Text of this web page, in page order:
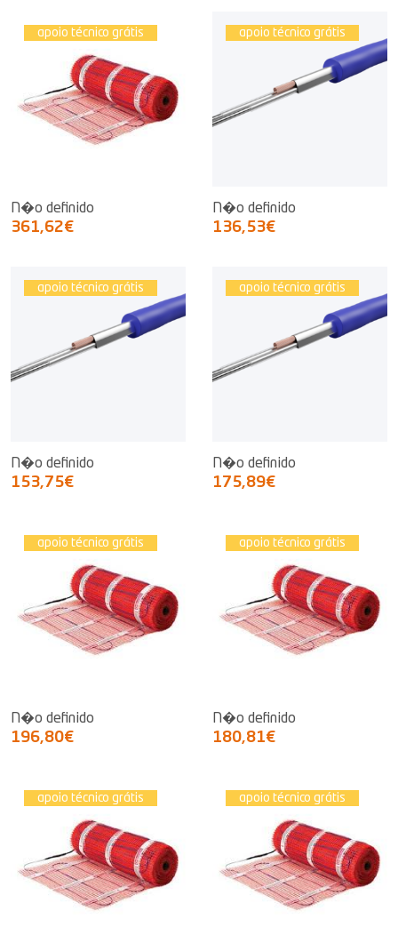
apoio técnico grátis
N�o definido
361,62€
apoio técnico grátis
N�o definido
136,53€
apoio técnico grátis
N�o definido
153,75€
apoio técnico grátis
N�o definido
175,89€
apoio técnico grátis
N�o definido
196,80€
apoio técnico grátis
N�o definido
180,81€
apoio técnico grátis apoio técnico grátis